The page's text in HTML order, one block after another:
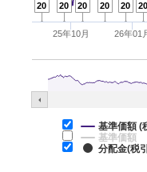
20
20
20
20
20
20
26年01
25年10月
基準価額 (
基準価額
分配金(税